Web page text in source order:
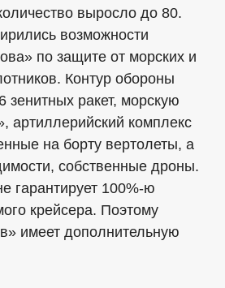
выросло до 80.
возможности
по защите от морских и
Контур обороны
зенитных ракет, морскую
артиллерийский комплекс
на борту вертолеты, а
собственные дроны.
гарантирует 100%-ю
крейсера. Поэтому
имеет дополнительную